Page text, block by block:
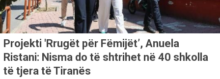
Projekti 'Rrugët për Fëmijët’, Anuela
Ristani: Nisma do të shtrihet në 40 shkolla
të tjera të Tiranës